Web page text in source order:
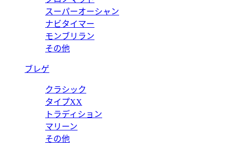
スーパーオーシャン
ナビタイマー
モンブリラン
その他
ブレゲ
クラシック
タイプXX
トラディション
マリーン
その他